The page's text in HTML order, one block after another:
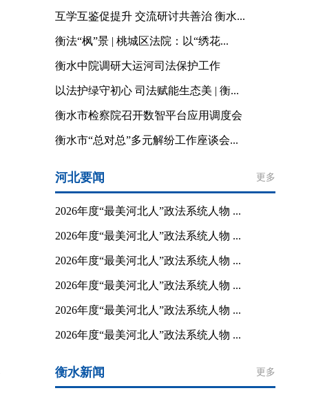
互学互鉴促提升 交流研讨共善治 衡水...
衡法“枫”景 | 桃城区法院：以“绣花...
衡水中院调研大运河司法保护工作
以法护绿守初心 司法赋能生态美 | 衡...
衡水市检察院召开数智平台应用调度会
衡水市“总对总”多元解纷工作座谈会...
河北要闻 更多
2026年度“最美河北人”政法系统人物 ...
2026年度“最美河北人”政法系统人物 ...
2026年度“最美河北人”政法系统人物 ...
2026年度“最美河北人”政法系统人物 ...
2026年度“最美河北人”政法系统人物 ...
2026年度“最美河北人”政法系统人物 ...
衡水新闻 更多